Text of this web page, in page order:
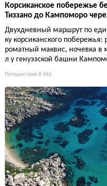
Корсиканское побережье
Тиззано до Кампоморо
Двухдневный маршрут по
ку корсиканского
роматный маквис, ночевка
л у генуэзской башни
Путешествия 8 042